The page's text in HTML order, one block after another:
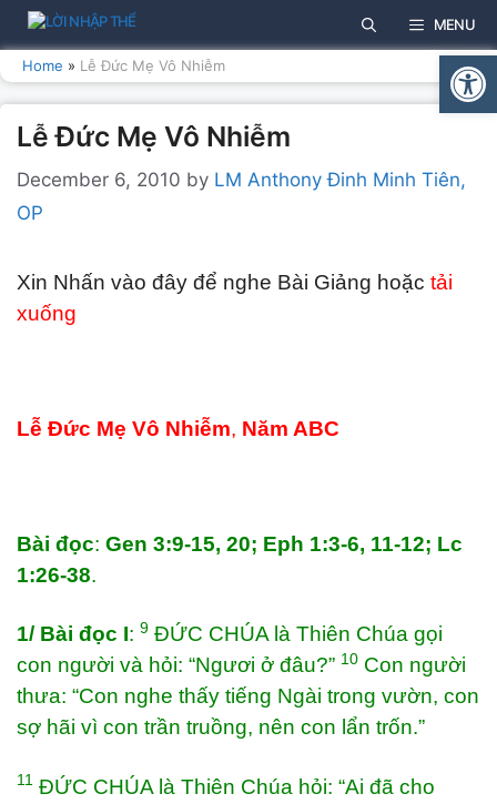
Skip
to
content
MENU
Home » Lễ Đức Mẹ Vô Nhiễm
Lễ Đức Mẹ Vô Nhiễm
December 6, 2010 by LM Anthony Đinh Minh Tiên,
OP
Xin Nhấn vào đây để nghe Bài Giảng hoặc tải
xuống
Lễ Đức Mẹ Vô Nhiễm, Năm ABC
Bài đọc: Gen 3:9-15, 20; Eph 1:3-6, 11-12; Lc
1:26-38.
1/ Bài đọc I: 9 ĐỨC CHÚA là Thiên Chúa gọi
con người và hỏi: “Ngươi ở đâu?” 10 Con người
thưa: “Con nghe thấy tiếng Ngài trong vườn, con
sợ hãi vì con trần truồng, nên con lẩn trốn.”
11 ĐỨC CHÚA là Thiên Chúa hỏi: “Ai đã cho